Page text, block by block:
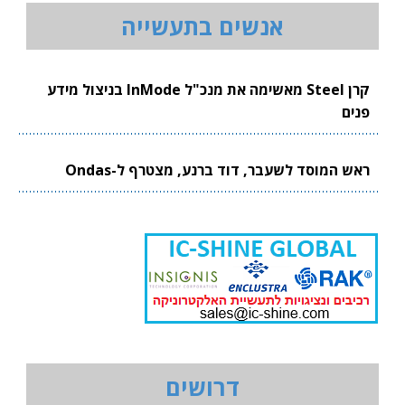
אנשים בתעשייה
קרן Steel מאשימה את מנכ"ל InMode בניצול מידע
פנים
ראש המוסד לשעבר, דוד ברנע, מצטרף ל-Ondas
דרושים